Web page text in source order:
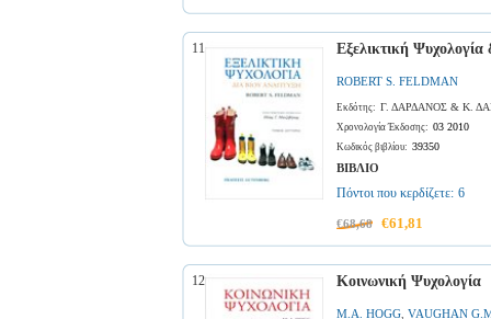
11 Εξελικτική
ROBERT S. FELDMAN
Εκδότης: Γ. ΔΑΡΔΑΝΟΣ & Κ.
Χρονολογία Έκδοσης: 03 2010
Κωδικός βιβλίου: 39350
ΒΙΒΛΙΟ
Πόντοι που κερδίζετε: 6
€68,68 €61,81
12 Κοινωνική Ψυχολογία
M.A. HOGG VAUGHAN